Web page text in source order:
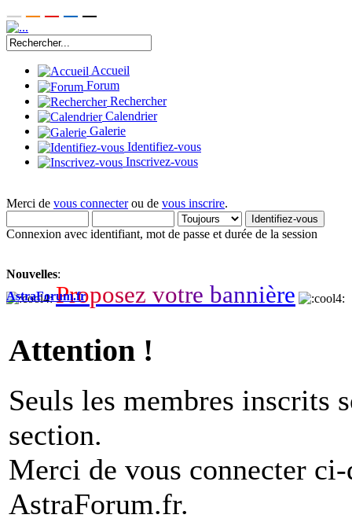
Accueil
Forum
Rechercher
Calendrier
Galerie
Identifiez-vous
Inscrivez-vous
Merci de vous connecterou de vous inscrire.
Connexion avec identifiant, mot de passe et durée de la session
Nouvelles:
Proposez votre bannière
AstraForum.fr
Attention !
Seuls les membres inscrits
section.
Merci de vous connecter
AstraForum.fr.